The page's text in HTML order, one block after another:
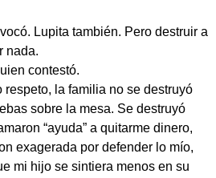
Lupita también. Pero destruir a
nada.
contestó.
la familia no se destruyó
sobre la mesa. Se destruyó
“ayuda” a quitarme dinero,
exagerada por defender lo mío,
mi hijo se sintiera menos en su